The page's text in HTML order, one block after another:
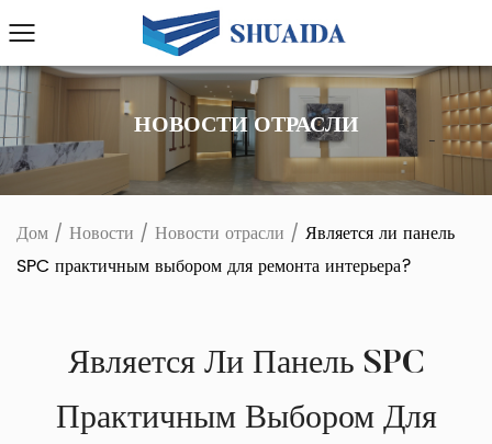
НОВОСТИ ОТРАСЛИ
Дом / Новости / Новости отрасли / Является ли панель
SPC практичным выбором для ремонта интерьера?
Является Ли Панель SPC
Практичным Выбором Для